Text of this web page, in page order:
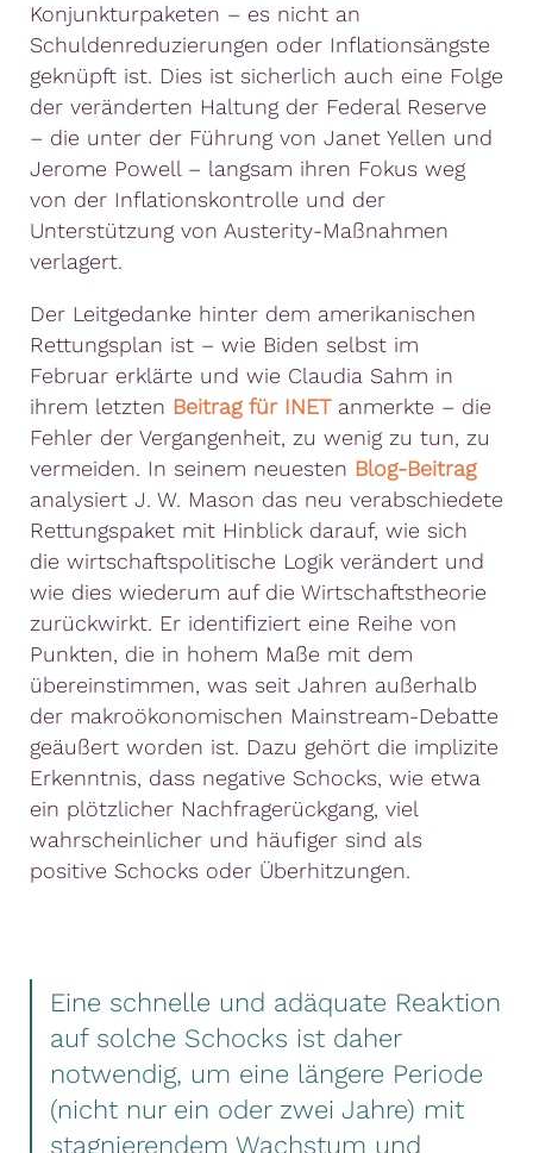
Konjunkturpaketen – es nicht an
Schuldenreduzierungen oder Inflationsängste
geknüpft ist. Dies ist sicherlich auch eine Folge
der veränderten Haltung der Federal Reserve
– die unter der Führung von Janet Yellen und
Jerome Powell – langsam ihren Fokus weg
von der Inflationskontrolle und der
Unterstützung von Austerity-Maßnahmen
verlagert.
Der Leitgedanke hinter dem amerikanischen
Rettungsplan ist – wie Biden selbst im
Februar erklärte und wie Claudia Sahm in
ihrem letzten Beitrag für INET anmerkte – die
Fehler der Vergangenheit, zu wenig zu tun, zu
vermeiden. In seinem neuesten Blog-Beitrag
analysiert J. W. Mason das neu verabschiedete
Rettungspaket mit Hinblick darauf, wie sich
die wirtschaftspolitische Logik verändert und
wie dies wiederum auf die Wirtschaftstheorie
zurückwirkt. Er identifiziert eine Reihe von
Punkten, die in hohem Maße mit dem
übereinstimmen, was seit Jahren außerhalb
der makroökonomischen Mainstream-Debatte
geäußert worden ist. Dazu gehört die implizite
Erkenntnis, dass negative Schocks, wie etwa
ein plötzlicher Nachfragerückgang, viel
wahrscheinlicher und häufiger sind als
positive Schocks oder Überhitzungen.
Eine schnelle und adäquate Reaktion
auf solche Schocks ist daher
notwendig, um eine längere Periode
(nicht nur ein oder zwei Jahre) mit
stagnierendem Wachstum und